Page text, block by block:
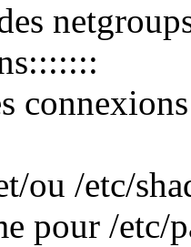
ou /etc/
pour /etc/